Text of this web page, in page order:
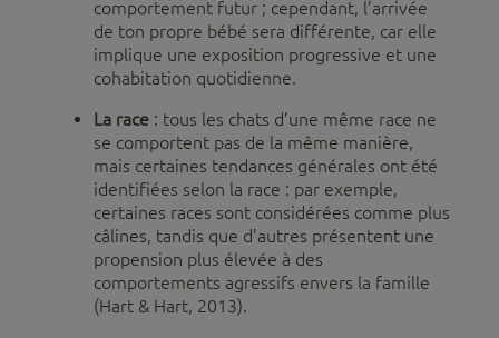
comportement futur ; cependant, l’arrivée
de ton propre bébé sera différente, car elle
implique une exposition progressive et une
cohabitation quotidienne.
La race : tous les chats d’une même race ne
se comportent pas de la même manière,
mais certaines tendances générales ont été
identifiées selon la race : par exemple,
certaines races sont considérées comme plus
câlines, tandis que d’autres présentent une
propension plus élevée à des
comportements agressifs envers la famille
(Hart & Hart, 2013).